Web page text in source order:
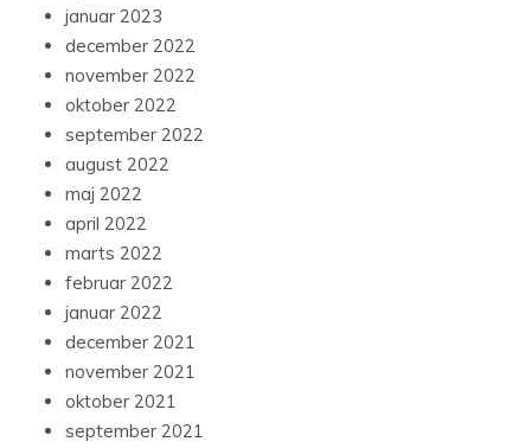
januar 2023
december 2022
november 2022
oktober 2022
september 2022
august 2022
maj 2022
april 2022
marts 2022
februar 2022
januar 2022
december 2021
november 2021
oktober 2021
september 2021